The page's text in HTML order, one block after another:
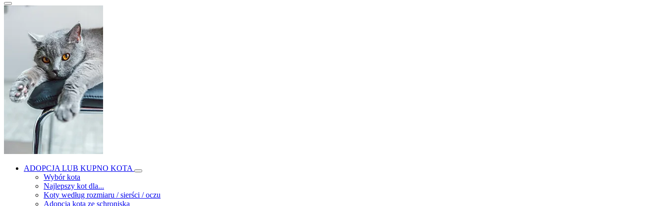
ADOPCJA LUB KUPNO KOTA
Wybór kota
Najlepszy kot dla...
Koty według rozmiaru / sierści / oczu
Adopcja kota ze schroniska